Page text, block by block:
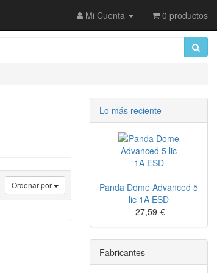
Mi Cuenta 0 productos
Ordenar por
Lo más reciente
Panda Dome Advanced 5
lic 1A ESD
27,59 €
Fabricantes